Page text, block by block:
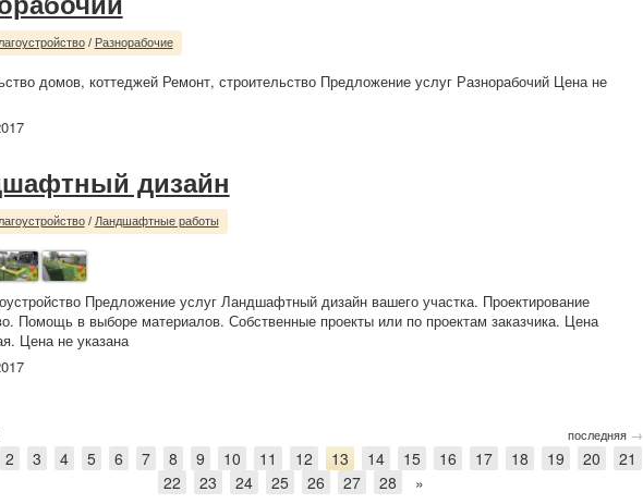
/ Разнорабочие
домов, коттеджей Ремонт, строительство Предложение услуг Разнорабочий Цена не
дизайн
/ Ландшафтные работы
Предложение услуг Ландшафтный дизайн вашего участка. Проектирование
Помощь в выборе материалов. Собственные проекты или по проектам заказчика. Цена
Цена не указана
последняя →
2 3 4 5 6 7 8 9 10 11 12 13 14 15 16 17 18 19 20
21
22
23 24 25 26 27 28 »